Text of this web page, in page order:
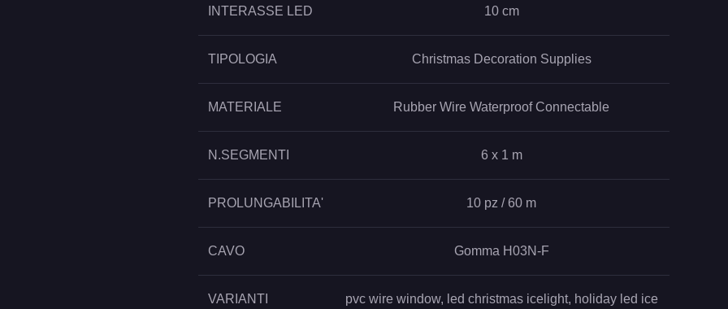
INTERASSE LED 10 cm
TIPOLOGIA Christmas Decoration Supplies
MATERIALE Rubber Wire Waterproof Connectable
N.SEGMENTI 6 x 1 m
PROLUNGABILITA' 10 pz / 60 m
CAVO Gomma H03N-F
VARIANTI
pvc wire window, led christmas icelight, holiday led ice